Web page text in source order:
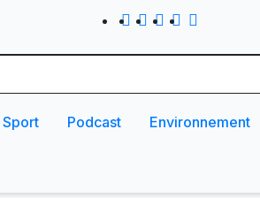
Sport Podcast Environnement